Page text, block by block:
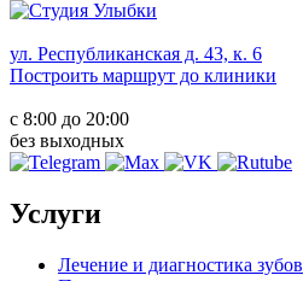
ул. Республиканская д. 43, к. 6
Построить маршрут до клиники
с 8:00 до 20:00
без выходных
Услуги
Лечение и диагностика зубов